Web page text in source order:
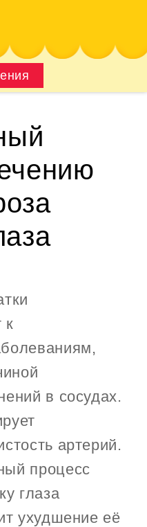
к
в сосудах.
артерий.
процесс
глаза
ухудшение её